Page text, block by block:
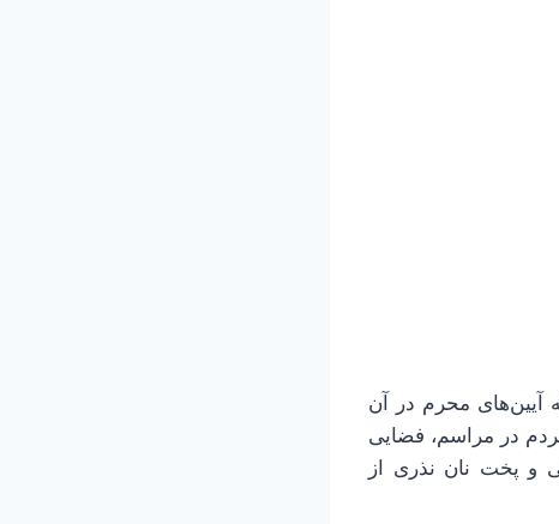
آیین‌های محرم در آن
در مراسم، فضایی
و پخت نان نذری از